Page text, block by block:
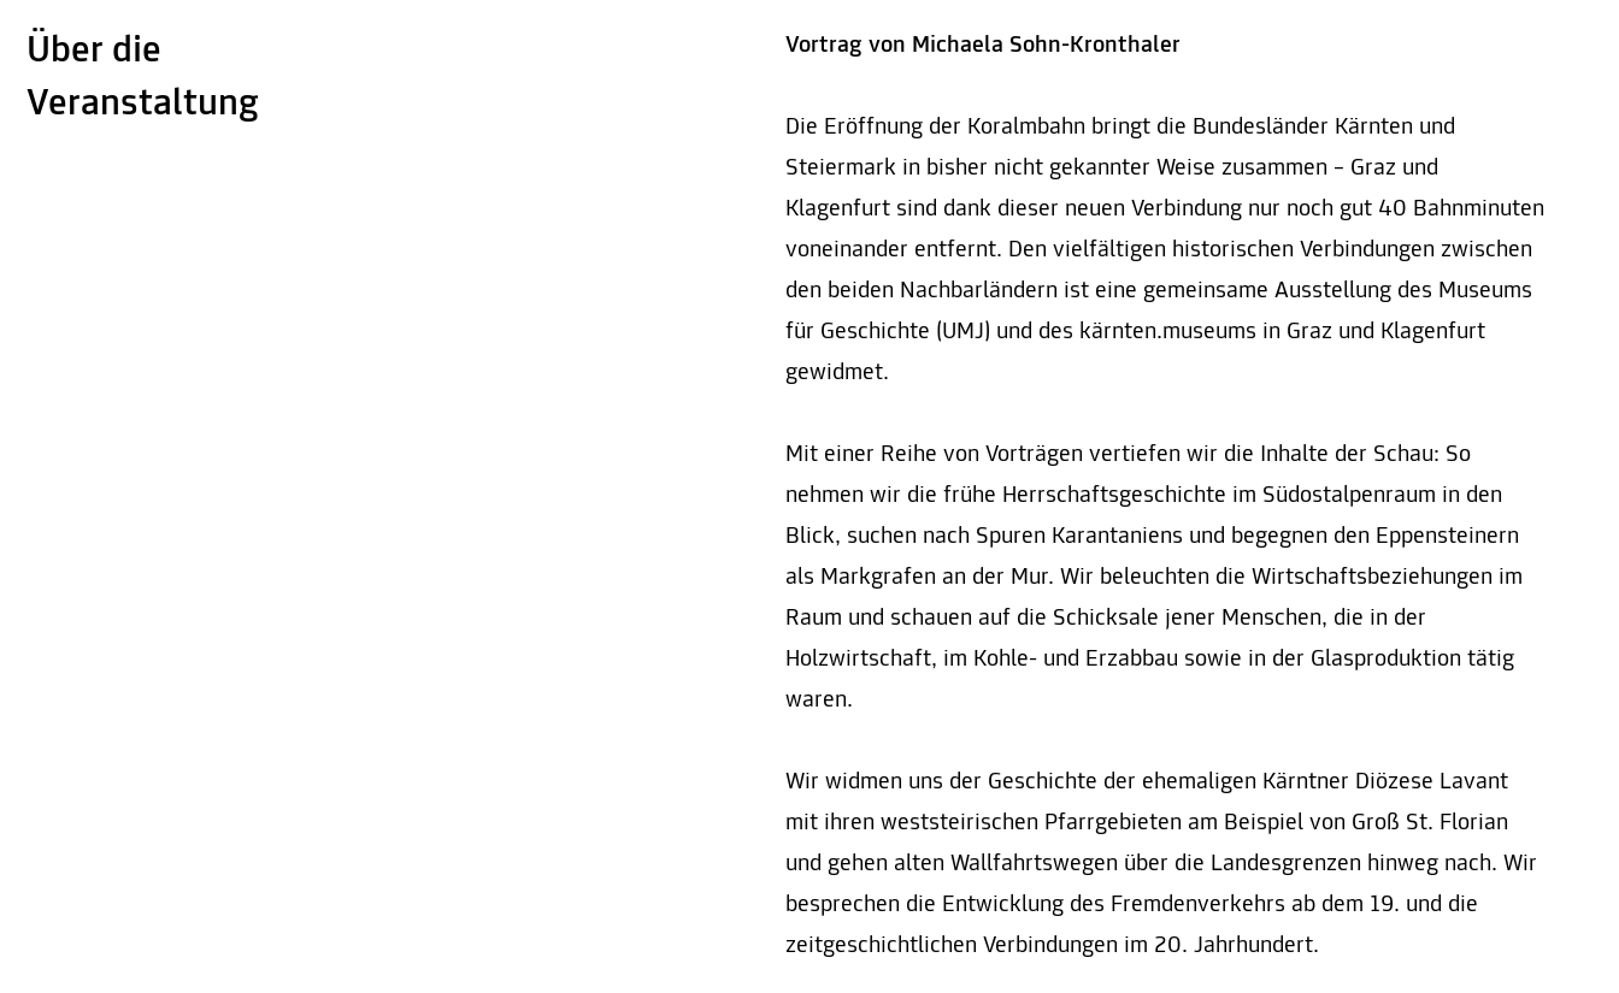
Über die
Veranstaltung
Vortrag von Michaela Sohn-Kronthaler
Die Eröffnung der Koralmbahn bringt die Bundesländer Kärnten und
Steiermark in bisher nicht gekannter Weise zusammen – Graz und
Klagenfurt sind dank dieser neuen Verbindung nur noch gut 40 Bahnminuten
voneinander entfernt. Den vielfältigen historischen Verbindungen zwischen
den beiden Nachbarländern ist eine gemeinsame Ausstellung des Museums
für Geschichte (UMJ) und des kärnten.museums in Graz und Klagenfurt
gewidmet.
Mit einer Reihe von Vorträgen vertiefen wir die Inhalte der Schau: So
nehmen wir die frühe Herrschaftsgeschichte im Südostalpenraum in den
Blick, suchen nach Spuren Karantaniens und begegnen den Eppensteinern
als Markgrafen an der Mur. Wir beleuchten die Wirtschaftsbeziehungen im
Raum und schauen auf die Schicksale jener Menschen, die in der
Holzwirtschaft, im Kohle- und Erzabbau sowie in der Glasproduktion tätig
waren.
Wir widmen uns der Geschichte der ehemaligen Kärntner Diözese Lavant
mit ihren weststeirischen Pfarrgebieten am Beispiel von Groß St. Florian
und gehen alten Wallfahrtswegen über die Landesgrenzen hinweg nach. Wir
besprechen die Entwicklung des Fremdenverkehrs ab dem 19. und die
zeitgeschichtlichen Verbindungen im 20. Jahrhundert.